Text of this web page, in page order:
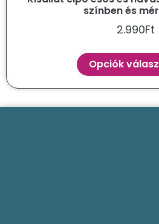
színben és
2.990Ft
Opciók